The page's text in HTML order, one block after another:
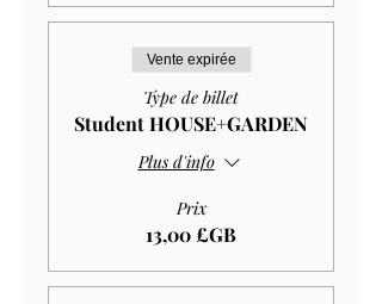
Vente expirée
Type de billet
Student HOUSE+GARDEN
Plus d'info
Prix
13,00 £GB